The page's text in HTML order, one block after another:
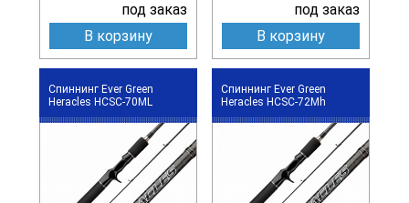
под заказ
В корзину
под заказ
В корзину
Спиннинг Ever Green
Heracles HCSC-70ML
Спиннинг Ever Green
Heracles HCSC-72Mh